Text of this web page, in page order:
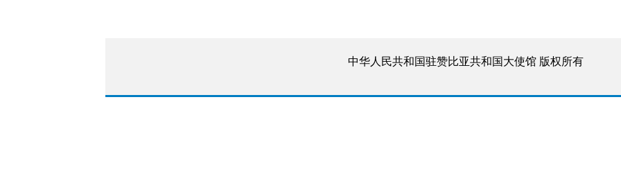
中华人民共和国驻赞比亚共和国大使馆 版权所有